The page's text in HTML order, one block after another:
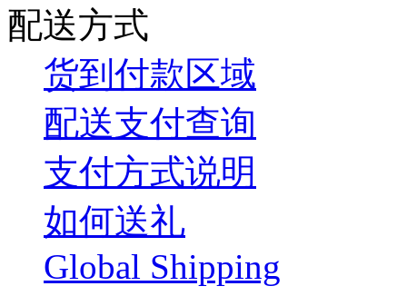
配送方式
货到付款区域
配送支付查询
支付方式说明
如何送礼
Global Shipping